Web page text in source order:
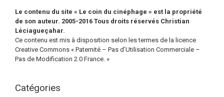
Le contenu du site « Le coin du cinéphage » est la propriété
de son auteur. 2005-2016 Tous droits réservés Christian
Léciagueçahar.
Ce contenu est mis à disposition selon les termes de la licence
Creative Commons « Paternité – Pas d’Utilisation Commerciale –
Pas de Modification 2.0 France. »
Catégories